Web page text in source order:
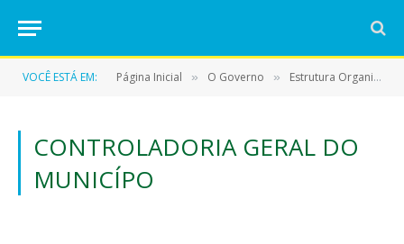
VOCÊ ESTÁ EM: Página Inicial » O Governo » Estrutura Organizacional
CONTROLADORIA GERAL DO
MUNICÍPO